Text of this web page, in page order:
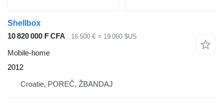
Shellbox
10 820 000 F CFA
16 500 € ≈ 19 060 $US
Mobile-home
2012
Croatie, POREČ, ŽBANDAJ